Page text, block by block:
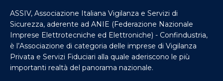
ASSIV, Associazione Italiana Vigilanza e Servizi di
Sicurezza, aderente ad ANIE (Federazione Nazionale
Imprese Elettrotecniche ed Elettroniche) - Confindustria,
è l’Associazione di categoria delle imprese di Vigilanza
Privata e Servizi Fiduciari alla quale aderiscono le più
importanti realtà del panorama nazionale.